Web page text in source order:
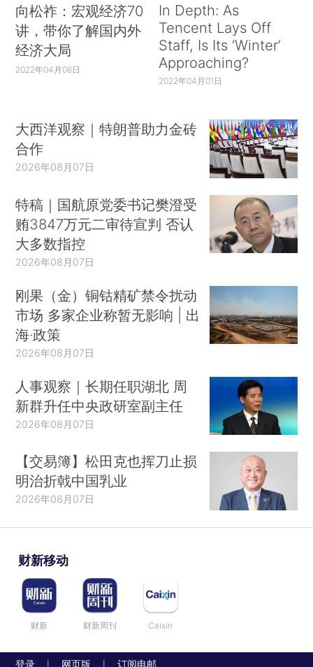
向松祚：宏观经济70
讲，带你了解国内外
经济大局
2022年04月06日
In Depth: As
Tencent Lays Off
Staff, Is Its ‘Winter’
Approaching?
2022年04月01日
大西洋观察｜特朗普助力金砖
合作
2026年08月07日
特稿｜国航原党委书记樊澄受
贿3847万元二审待宣判 否认
大多数指控
2026年08月07日
刚果（金）铜钴精矿禁令扰动
市场 多家企业称暂无影响 | 出
海·政策
2026年08月07日
人事观察｜长期任职湖北 周
新群升任中央政研室副主任
2026年08月07日
【交易簿】松田克也挥刀止损
明治折戟中国乳业
2026年08月07日
财新移动
财新 财新周刊 Caixin
登录 网页版 订阅电邮